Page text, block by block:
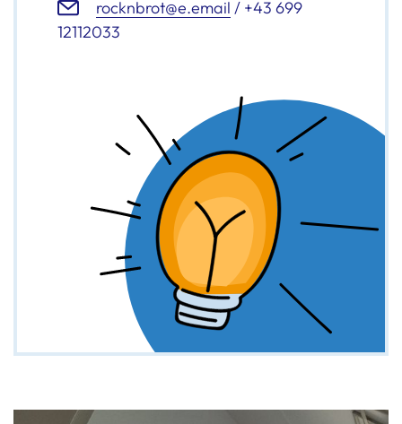
rocknbrot@e.email / +43 699
12112033